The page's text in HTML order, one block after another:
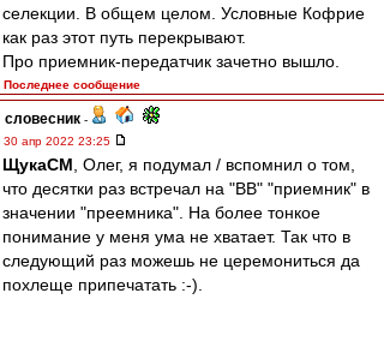
селекции. В общем целом. Условные Кофрие
как раз этот путь перекрывают.
Про приемник-передатчик зачетно вышло.
Последнее сообщение
словесник -
30 апр 2022 23:25
ЩукаСМ , Олег, я подумал / вспомнил о том,
что десятки раз встречал на "ВВ" "приемник" в
значении "преемника". На более тонкое
понимание у меня ума не хватает. Так что в
следующий раз можешь не церемониться да
похлеще припечатать :-).